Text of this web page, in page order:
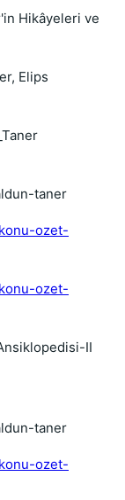
Hikâyeleri ve
Elips
taner
ozet-
ozet-
II
taner
ozet-